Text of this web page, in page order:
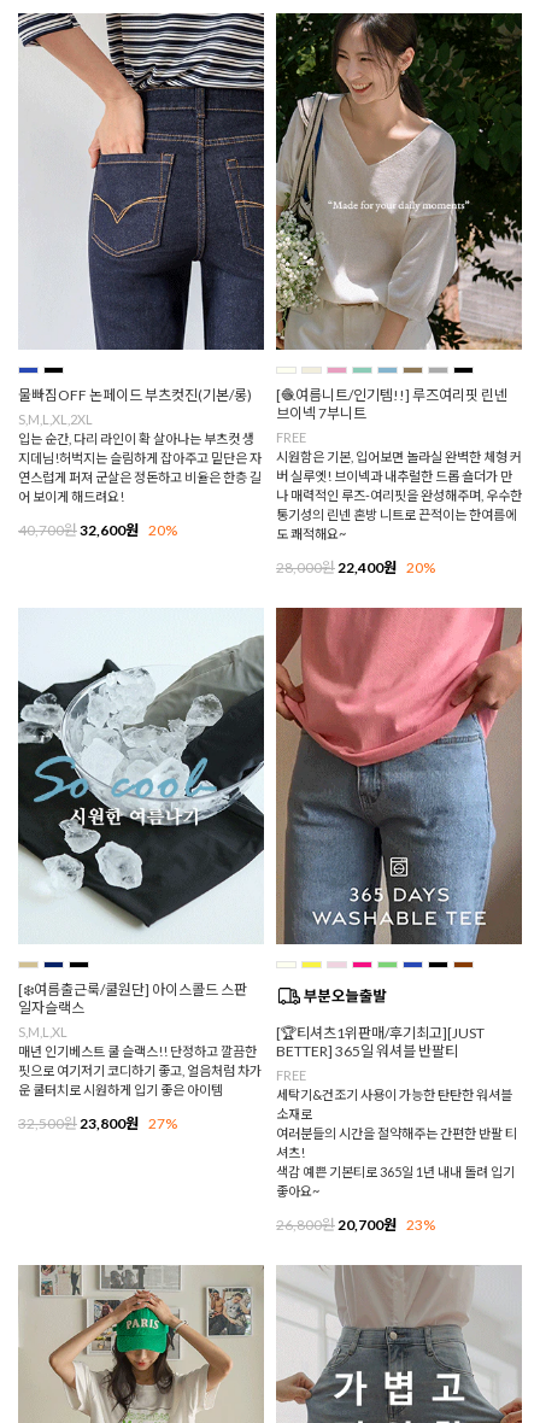
물빠짐OFF 논페이드 부츠컷진(기본/롱)
S,M,L,XL,2XL
입는 순간, 다리 라인이 확 살아나는 부츠컷 생
지데님!허벅지는 슬림하게 잡아주고 밑단은 자
연스럽게 퍼져 군살은 정돈하고 비율은 한층 길
어 보이게 해드려요!
40,700원32,600원 20%
[🧶여름니트/인기템!!] 루즈여리핏 린넨
브이넥 7부니트
FREE
시원함은 기본, 입어보면 놀라실 완벽한 체형 커
버 실루엣! 브이넥과 내추럴한 드롭 숄더가 만
나 매력적인 루즈-여리핏을 완성해주며, 우수한
통기성의 린넨 혼방 니트로 끈적이는 한여름에
도 쾌적해요~
28,000원22,400원 20%
[❄️여름출근룩/쿨원단] 아이스콜드 스판
일자슬랙스
S,M,L,XL
매년 인기베스트 쿨 슬랙스!! 단정하고 깔끔한
핏으로 여기저기 코디하기 좋고, 얼음처럼 차가
운 쿨터치로 시원하게 입기 좋은 아이템
32,500원23,800원 27%
[🏆티셔츠1위판매/후기최고][JUST
BETTER] 365일 워셔블 반팔티
FREE
세탁기&건조기 사용이 가능한 탄탄한 워셔블
소재로
여러분들의 시간을 절약해주는 간편한 반팔 티
셔츠!
색감 예쁜 기본티로 365일 1년 내내 돌려 입기
좋아요~
26,800원20,700원 23%